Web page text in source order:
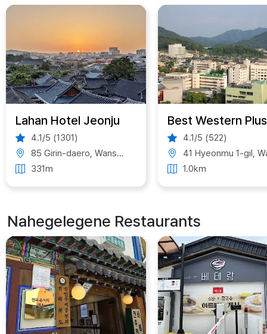
Lahan Hotel Jeonju
4.1/5 (1301)
85 Girin-daero, Wansan-gu, Jeonju, Jeonbuk State, South Korea
331m
4.1/5 (522)
41 Hyeonmu 1-gil, Wansan-gu, Jeonju, Jeonbuk State, South
1.0km
Nahegelegene Restaurants